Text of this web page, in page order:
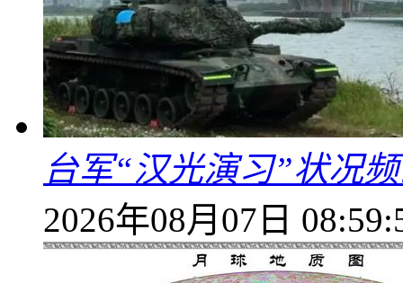
台军“汉光演习”状况
2026年08月07日